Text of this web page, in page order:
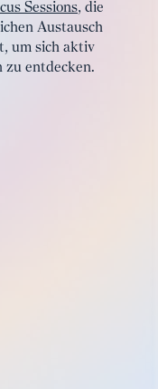
Sessions, die
Austausch
um sich aktiv
zu entdecken.